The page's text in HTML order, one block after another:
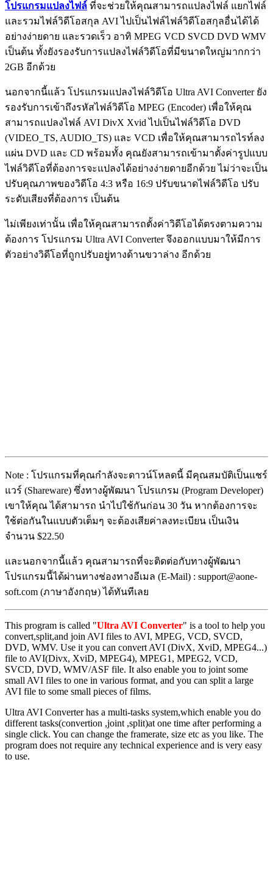
โปรแกรมแปลงไฟล์ ที่จะช่วยให้คุณสามารถแปลงไฟล์ แยกไฟล์
และรวมไฟล์วิดีโอสกุล AVI ไปเป็นไฟล์ไฟล์วิดีโอสกุลอื่นได้ได้
อย่างง่ายดาย และรวดเร็ว อาทิ MPEG VCD SVCD DVD WMV
เป็นต้น ทั้งยังรองรับการแปลงไฟล์วิดีโอที่มีขนาดใหญ่มากกว่า
2GB อีกด้วย
นอกจากนี้แล้ว โปรแกรมแปลงไฟล์วิดีโอ Ultra AVI Converter ยัง
รองรับการเข้าถึงรหัสไฟล์วิดีโอ MPEG (Encoder) เพื่อให้คุณ
สามารถแปลงไฟล์ AVI DivX Xvid ไปเป็นไฟล์วิดีโอ DVD
(VIDEO_TS, AUDIO_TS) และ VCD เพื่อให้คุณสามารถไรท์ลง
แผ่น DVD และ CD พร้อมทั้ง คุณยังสามารถเข้ามาตั้งค่ารูปแบบ
ไฟล์วิดีโอที่ต้องการจะแปลงได้อย่างง่ายดายอีกด้วย ไม่ว่าจะเป็น
ปรับคุณภาพของวิดีโอ 4:3 หรือ 16:9 ปรับขนาดไฟล์วิดีโอ ปรับ
ระดับเสียงที่ต้องการ เป็นต้น
ไม่เพียงเท่านั้น เพื่อให้คุณสามารถตั้งค่าวิดีโอได้ตรงตามความ
ต้องการ โปรแกรม Ultra AVI Converter จึงออกแบบมาให้มีการ
ตัวอย่างวิดีโอที่ถูกปรับอยู่ทางด้านขวาล่าง อีกด้วย
Note : โปรแกรมที่คุณกำลังจะดาวน์โหลดนี้ มีคุณสมบัติเป็นแชร์
แวร์ (Shareware) ซึ่งทางผู้พัฒนา โปรแกรม (Program Developer)
เขาให้คุณ ได้สามารถ นำไปใช้กันก่อน 30 วัน หากต้องการจะ
ใช้ต่อกันในแบบตัวเต็มๆ จะต้องเสียค่าลงทะเบียน เป็นเงิน
จำนวน $22.50
และนอกจากนี้แล้ว คุณสามารถที่จะติดต่อกับทางผู้พัฒนา
โปรแกรมนี้ได้ผ่านทางช่องทางอีเมล (E-Mail) : support@aone-
soft.com (ภาษาอังกฤษ) ได้ทันทีเลย
This program is called "Ultra AVI Converter" is a tool to help you
convert,split,and join AVI files to AVI, MPEG, VCD, SVCD,
DVD, WMV. Use it you can convert AVI (DivX, XviD, MPEG4...)
file to AVI(Divx, XviD, MPEG4), MPEG1, MPEG2, VCD,
SVCD, DVD, WMV/ASF file. It also enable you to joint some
small AVI files to one in various format, and you can split a large
AVI file to some small pieces of films.
Ultra AVI Converter has a multi-tasks system,which enable you do
different tasks(convertion ,joint ,split)at one time after performing a
single click. You can change the framerate, size etc as you like. The
program does not require any technical experience and is very easy
to use.